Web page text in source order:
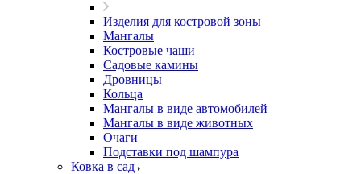
Изделия для костровой зоны
Мангалы
Костровые чаши
Садовые камины
Дровницы
Кольца
Мангалы в виде автомобилей
Мангалы в виде животных
Очаги
Подставки под шампура
Ковка в сад